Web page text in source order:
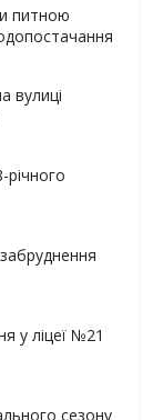
питною
вулиці
у ліцеї №21
сезону